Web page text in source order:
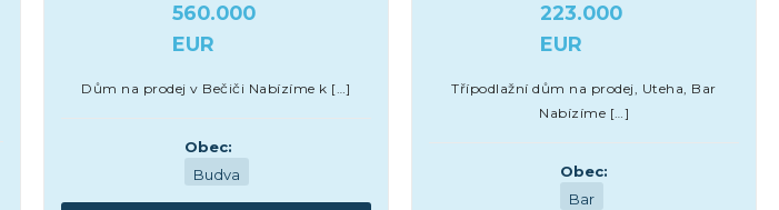
560.000
EUR
Dům na prodej v Bečiči Nabízíme k […]
Obec:
Budva
223.000
EUR
Třípodlažní dům na prodej, Uteha, Bar
Nabízíme […]
Obec:
Bar